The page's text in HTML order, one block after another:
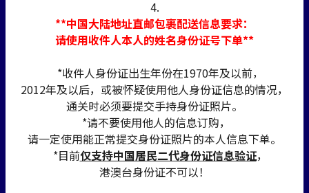
4.
**中国大陆地址直邮包裹配送信息要求：
请使用收件人本人的姓名身份证号下单**
*收件人身份证出生年份在1970年及以前，
2012年及以后，或被怀疑使用他人身份证信息的情况，
通关时必须要提交手持身份证照片。
*请不要使用他人的信息订购，
请一定使用能正常提交身份证照片的本人信息下单。
*目前仅支持中国居民二代身份证信息验证，
港澳台身份证不可以！